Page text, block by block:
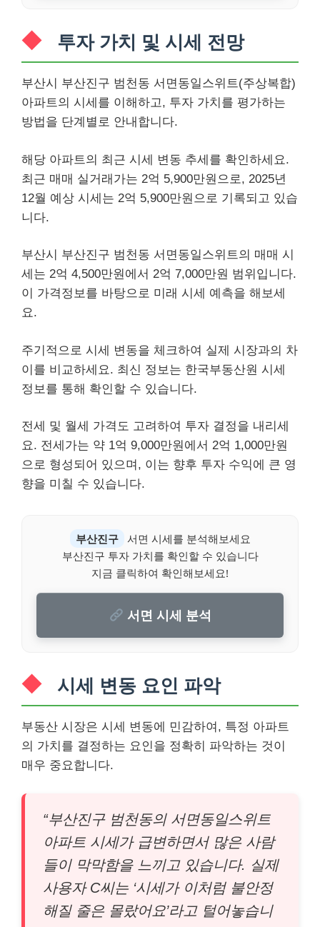
투자 가치 및 시세 전망
부산시 부산진구 범천동 서면동일스위트(주상복합)
아파트의 시세를 이해하고, 투자 가치를 평가하는
방법을 단계별로 안내합니다.
해당 아파트의 최근 시세 변동 추세를 확인하세요.
최근 매매 실거래가는 2억 5,900만원으로, 2025년
12월 예상 시세는 2억 5,900만원으로 기록되고 있습
니다.
부산시 부산진구 범천동 서면동일스위트의 매매 시
세는 2억 4,500만원에서 2억 7,000만원 범위입니다.
이 가격정보를 바탕으로 미래 시세 예측을 해보세
요.
주기적으로 시세 변동을 체크하여 실제 시장과의 차
이를 비교하세요. 최신 정보는 한국부동산원 시세
정보를 통해 확인할 수 있습니다.
전세 및 월세 가격도 고려하여 투자 결정을 내리세
요. 전세가는 약 1억 9,000만원에서 2억 1,000만원
으로 형성되어 있으며, 이는 향후 투자 수익에 큰 영
향을 미칠 수 있습니다.
부산진구
서면 시세를 분석해보세요
부산진구 투자 가치를 확인할 수 있습니다
지금 클릭하여 확인해보세요!
서면 시세 분석
시세 변동 요인 파악
부동산 시장은 시세 변동에 민감하여, 특정 아파트
의 가치를 결정하는 요인을 정확히 파악하는 것이
매우 중요합니다.
“부산진구 범천동의 서면동일스위트
아파트 시세가 급변하면서 많은 사람
들이 막막함을 느끼고 있습니다. 실제
사용자 C씨는 ‘시세가 이처럼 불안정
해질 줄은 몰랐어요’라고 털어놓습니